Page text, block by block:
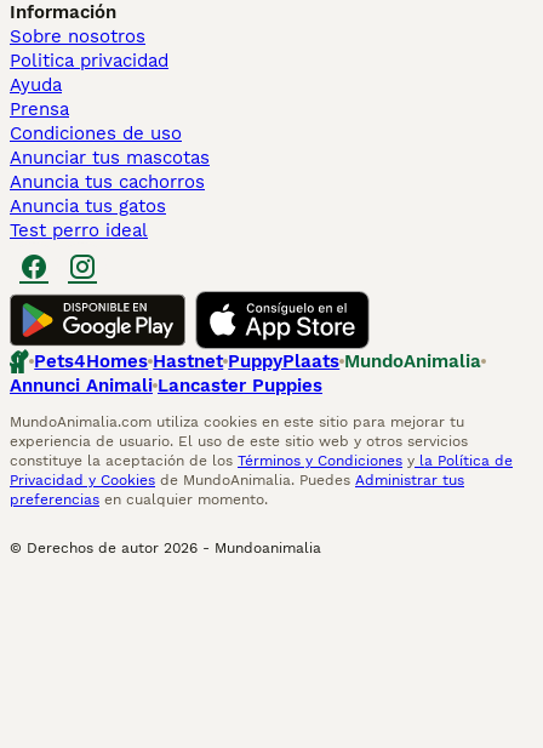
Información
Sobre nosotros
Politica privacidad
Ayuda
Prensa
Condiciones de uso
Anunciar tus mascotas
Anuncia tus cachorros
Anuncia tus gatos
Test perro ideal
Pets4Homes Hastnet PuppyPlaats MundoAnimalia
Annunci Animali Lancaster Puppies
MundoAnimalia.com utiliza cookies en este sitio para mejorar tu
experiencia de usuario. El uso de este sitio web y otros servicios
constituye la aceptación de los Términos y Condiciones y la Política de
Privacidad y Cookies de MundoAnimalia. Puedes Administrar tus
preferencias en cualquier momento.
© Derechos de autor 2026 - Mundoanimalia